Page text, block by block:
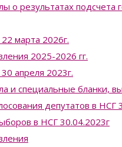
о результатах подсчета
марта 2026г.
2025-2026 гг.
апреля 2023г.
и специальные бланки,
депутатов в НСГ
в НСГ 30.04.2023г